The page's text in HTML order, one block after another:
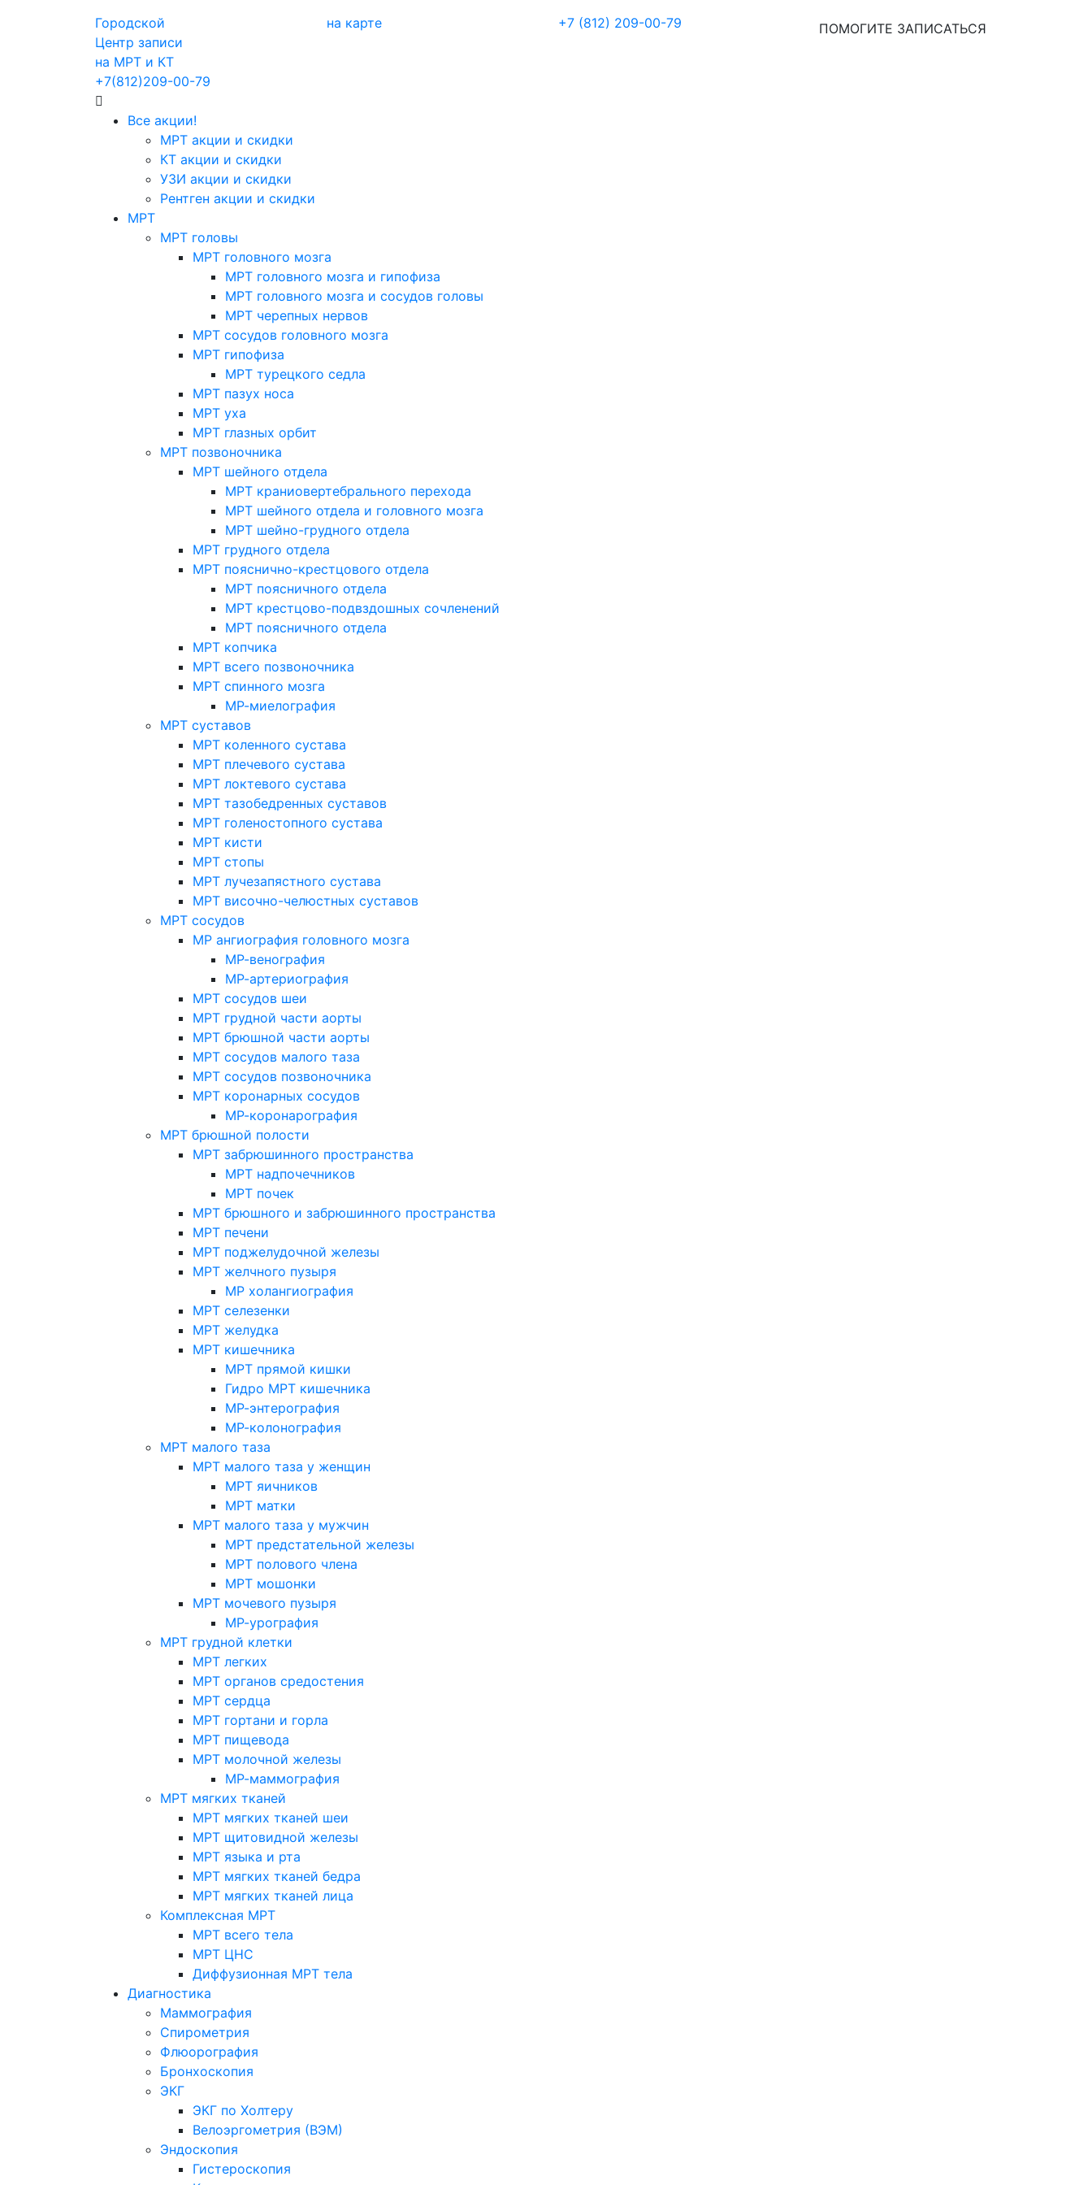
Городской
Центр записи
на МРТ и КТ
+7(812)209-00-79
на карте +7 (812) 209-00-79 ПОМОГИТЕ ЗАПИСАТЬСЯ
Все акции!
МРТ акции и скидки
КТ акции и скидки
УЗИ акции и скидки
Рентген акции и скидки
МРТ
МРТ головы
МРТ головного мозга
МРТ головного мозга и гипофиза
МРТ головного мозга и сосудов головы
МРТ черепных нервов
МРТ сосудов головного мозга
МРТ гипофиза
МРТ турецкого седла
МРТ пазух носа
МРТ уха
МРТ глазных орбит
МРТ позвоночника
МРТ шейного отдела
МРТ краниовертебрального перехода
МРТ шейного отдела и головного мозга
МРТ шейно-грудного отдела
МРТ грудного отдела
МРТ пояснично-крестцового отдела
МРТ поясничного отдела
МРТ крестцово-подвздошных сочленений
МРТ поясничного отдела
МРТ копчика
МРТ всего позвоночника
МРТ спинного мозга
МР-миелография
МРТ суставов
МРТ коленного сустава
МРТ плечевого сустава
МРТ локтевого сустава
МРТ тазобедренных суставов
МРТ голеностопного сустава
МРТ кисти
МРТ стопы
МРТ лучезапястного сустава
МРТ височно-челюстных суставов
МРТ сосудов
МР ангиография головного мозга
МР-венография
МР-артериография
МРТ сосудов шеи
МРТ грудной части аорты
МРТ брюшной части аорты
МРТ сосудов малого таза
МРТ сосудов позвоночника
МРТ коронарных сосудов
МР-коронарография
МРТ брюшной полости
МРТ забрюшинного пространства
МРТ надпочечников
МРТ почек
МРТ брюшного и забрюшинного пространства
МРТ печени
МРТ поджелудочной железы
МРТ желчного пузыря
МР холангиография
МРТ селезенки
МРТ желудка
МРТ кишечника
МРТ прямой кишки
Гидро МРТ кишечника
МР-энтерография
МР-колонография
МРТ малого таза
МРТ малого таза у женщин
МРТ яичников
МРТ матки
МРТ малого таза у мужчин
МРТ предстательной железы
МРТ полового члена
МРТ мошонки
МРТ мочевого пузыря
МР-урография
МРТ грудной клетки
МРТ легких
МРТ органов средостения
МРТ сердца
МРТ гортани и горла
МРТ пищевода
МРТ молочной железы
МР-маммография
МРТ мягких тканей
МРТ мягких тканей шеи
МРТ щитовидной железы
МРТ языка и рта
МРТ мягких тканей бедра
МРТ мягких тканей лица
Комплексная МРТ
МРТ всего тела
МРТ ЦНС
Диффузионная МРТ тела
Диагностика
Маммография
Спирометрия
Флюорография
Бронхоскопия
ЭКГ
ЭКГ по Холтеру
Велоэргометрия (ВЭМ)
Эндоскопия
Гистероскопия